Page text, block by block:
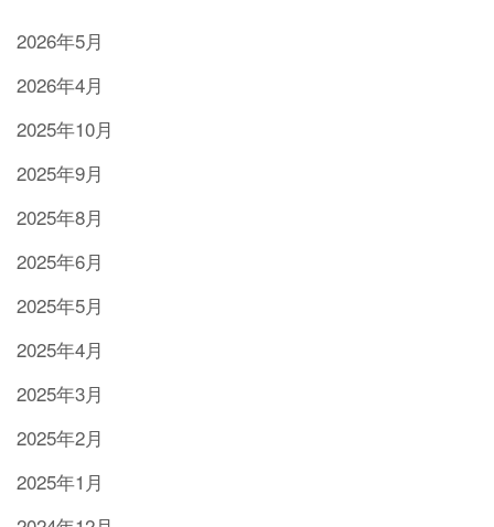
2026年5月
2026年4月
2025年10月
2025年9月
2025年8月
2025年6月
2025年5月
2025年4月
2025年3月
2025年2月
2025年1月